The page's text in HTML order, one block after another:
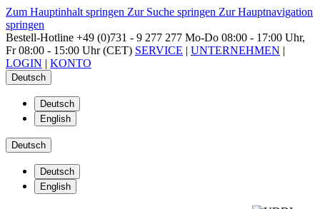
Zum Hauptinhalt springen Zur Suche springen Zur Hauptnavigation
springen
Bestell-Hotline +49 (0)731 - 9 277 277 Mo-Do 08:00 - 17:00 Uhr,
Fr 08:00 - 15:00 Uhr (CET) SERVICE | UNTERNEHMEN |
LOGIN | KONTO
Deutsch
Deutsch
English
Deutsch
Deutsch
English